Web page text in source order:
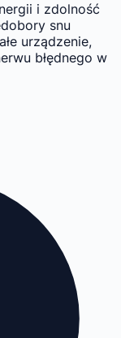
i zdolność
snu
urządzenie,
błędnego w